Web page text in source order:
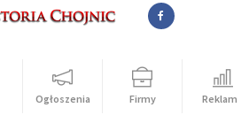
Ogłoszenia Firmy Reklama